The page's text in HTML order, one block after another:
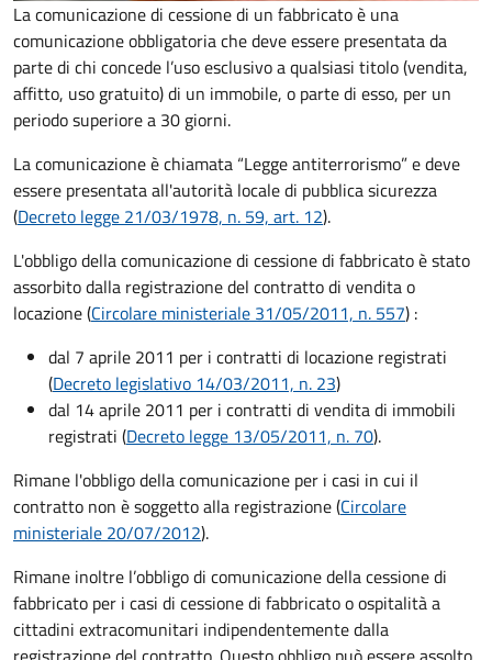
La comunicazione di cessione di un fabbricato è una
comunicazione obbligatoria che deve essere presentata da
parte di chi concede l’uso esclusivo a qualsiasi titolo (vendita,
affitto, uso gratuito) di un immobile, o parte di esso, per un
periodo superiore a 30 giorni.
La comunicazione è chiamata “Legge antiterrorismo” e deve
essere presentata all'autorità locale di pubblica sicurezza
(Decreto legge 21/03/1978, n. 59, art. 12).
L'obbligo della comunicazione di cessione di fabbricato è stato
assorbito dalla registrazione del contratto di vendita o
locazione (Circolare ministeriale 31/05/2011, n. 557) :
dal 7 aprile 2011 per i contratti di locazione registrati
(Decreto legislativo 14/03/2011, n. 23)
dal 14 aprile 2011 per i contratti di vendita di immobili
registrati (Decreto legge 13/05/2011, n. 70).
Rimane l'obbligo della comunicazione per i casi in cui il
contratto non è soggetto alla registrazione (Circolare
ministeriale 20/07/2012).
Rimane inoltre l’obbligo di comunicazione della cessione di
fabbricato per i casi di cessione di fabbricato o ospitalità a
cittadini extracomunitari indipendentemente dalla